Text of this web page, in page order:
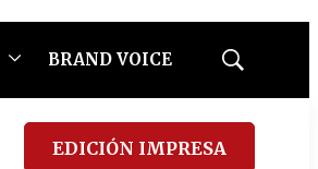
BRAND VOICE
Mostrar
EDICIÓN IMPRESA